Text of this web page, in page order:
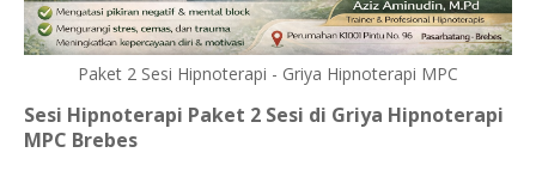
Paket 2 Sesi Hipnoterapi - Griya Hipnoterapi MPC
Sesi Hipnoterapi Paket 2 Sesi di Griya Hipnoterapi
MPC Brebes